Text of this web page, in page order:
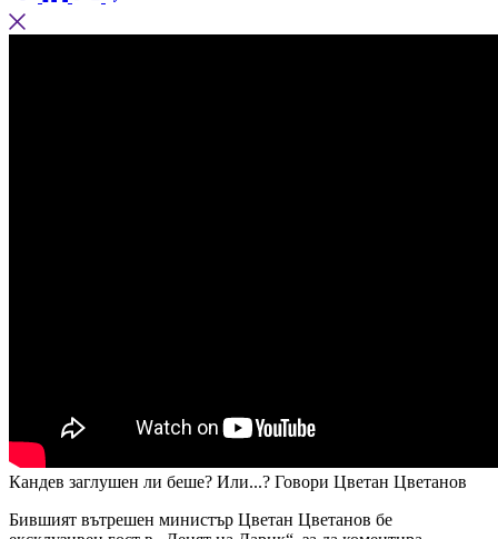
Кандев заглушен ли беше? Или...? Говори Цветан Цветанов
Бившият вътрешен министър Цветан Цветанов бе